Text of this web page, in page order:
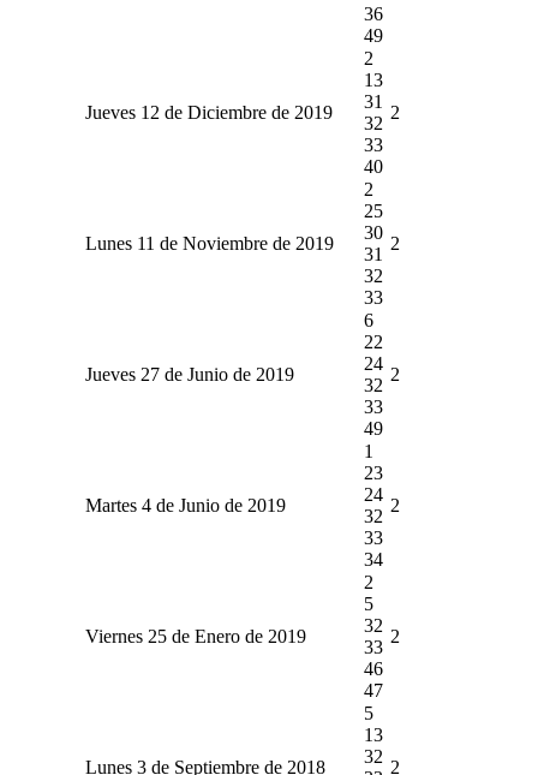
36
49
Jueves 12 de Diciembre de 2019
2
13
31
32
33
40
2
Lunes 11 de Noviembre de 2019
2
25
30
31
32
33
2
Jueves 27 de Junio de 2019
6
22
24
32
33
49
2
Martes 4 de Junio de 2019
1
23
24
32
33
34
2
Viernes 25 de Enero de 2019
2
5
32
33
46
47
2
Lunes 3 de Septiembre de 2018
5
13
32
2